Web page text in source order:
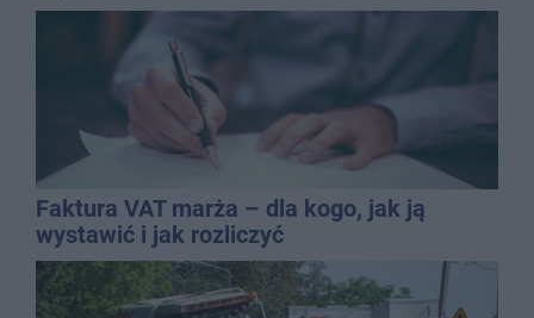
Faktura VAT marża – dla kogo, jak ją
wystawić i jak rozliczyć